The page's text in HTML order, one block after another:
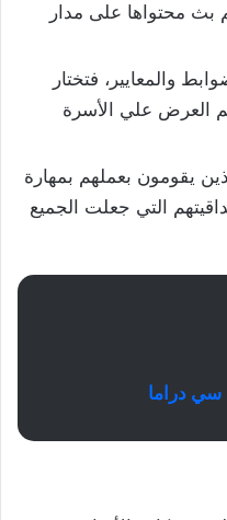
بث محتواها على مدار
والمعايير، فتختار
العرض علي الأسرة
يقومون بعملهم بمهارة
التي جعلت الجميع
سي دراما